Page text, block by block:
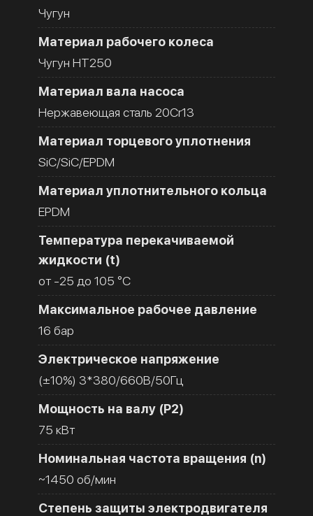
Чугун
Материал рабочего колеса
Чугун HT250
Материал вала насоса
Нержавеющая сталь 20Cr13
Материал торцевого уплотнения
SiC/SiC/EPDM
Материал уплотнительного кольца
EPDM
Температура перекачиваемой
жидкости (t)
от -25 до 105 °C
Максимальное рабочее давление
16 бар
Электрическое напряжение
(±10%) 3*380/660В/50Гц
Мощность на валу (Р2)
75 кВт
Номинальная частота вращения (n)
~1450 об/мин
Степень защиты электродвигателя